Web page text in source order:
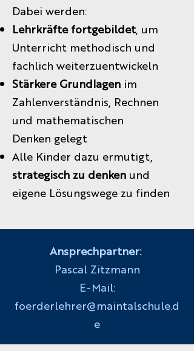
Dabei werden:
Lehrkräfte fortgebildet , um
Unterricht methodisch und
fachlich weiterzuentwickeln
Stärkere Grundlagen im
Zahlenverständnis, Rechnen
und mathematischen
Denken gelegt
Alle Kinder dazu ermutigt,
strategisch zu denken und
eigene Lösungswege zu finden
Ansprechpartner:
Pascal Zitzmann
E-Mail:
foerderlehrer@maintalschule.d
e